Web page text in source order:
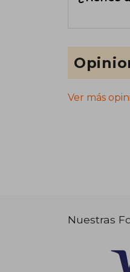
Ver más
Nuestras